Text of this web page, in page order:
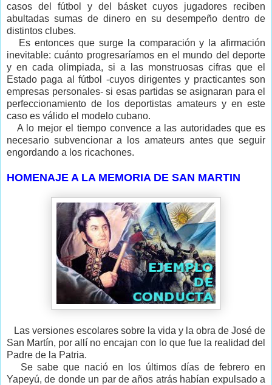
casos del fútbol y del básket cuyos jugadores reciben
abultadas sumas de dinero en su desempeño dentro de
distintos clubes.
Es entonces que surge la comparación y la afirmación
inevitable: cuánto progresaríamos en el mundo del deporte
y en cada olimpiada, si a las monstruosas cifras que el
Estado paga al fútbol -cuyos dirigentes y practicantes son
empresas personales- si esas partidas se asignaran para el
perfeccionamiento de los deportistas amateurs y en este
caso es válido el modelo cubano.
A lo mejor el tiempo convence a las autoridades que es
necesario subvencionar a los amateurs antes que seguir
engordando a los ricachones.
HOMENAJE A LA MEMORIA DE SAN MARTIN
Las versiones escolares sobre la vida y la obra de José de
San Martín, por allí no encajan con lo que fue la realidad del
Padre de la Patria.
Se sabe que nació en los últimos días de febrero en
Yapeyú, de donde un par de años atrás habían expulsado a